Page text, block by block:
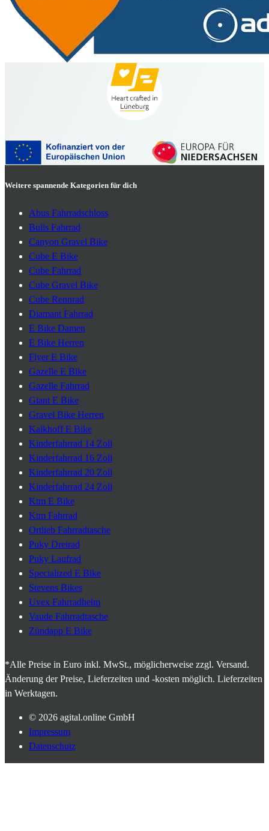
Weitere spannende Kategorien für dich
Abus Fahrradschloss
Bulls Fahrrad
Canyon Gravel Bike
Cube E Bike
Cube Fahrrad
Cube Gravel Bike
Cube Rennrad
Diamant Fahrrad
E Bike Damen
E Bike Herren
Flyer E Bike
Gazelle E Bike
Gazelle Fahrrad
Giant E Bike
Gravel Bike Herren
Kalkhoff E Bike
Kinderfahrrad 14 Zoll
Kinderfahrrad 16 Zoll
Kinderfahrrad 20 Zoll
Kinderfahrrad 24 Zoll
Ktm E Bike
Ktm Fahrrad
Ortlieb Fahrradtasche
Puky Dreirad
Puky Laufrad
Specialized E Bike
Stevens Bikes
Uvex Fahrradhelm
Vaude Fahrradtasche
Zündapp E Bike
*Alle Preise in Euro inkl. MwSt., möglicherweise zzgl. Versand.
Änderung der Preise, Lieferzeiten und -kosten möglich. Lieferzeiten
in Werktagen.
© 2026 agital.online GmbH
Impressum
Datenschutz